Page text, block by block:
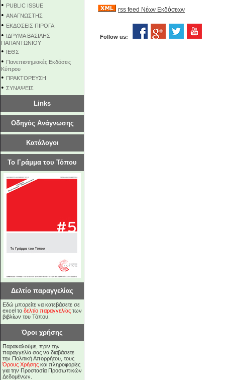
• PUBLIC ISSUE
• ΑΝΑΓΝΩΣΤΗΣ
• ΕΚΔΟΣΕΙΣ ΠΙΡΟΓΑ
• ΙΔΡΥΜΑ ΒΑΣΙΛΗΣ
ΠΑΠΑΝΤΩΝΙΟΥ
• ΙΕΘΣ
• Πανεπιστημιακές Εκδόσεις
Κύπρου
• ΠΡΑΚΤΟΡΕΥΣΗ
• ΣΥΝΑΨΕΙΣ
Links
Οδηγός Ανάγνωσης
Κατάλογοι
Το Γράμμα του Τόπου
Δελτίο παραγγελίας
Εδώ μπορείτε να κατεβάσετε σε
excel το δελτίο παραγγελίας των
βιβλίων του Τόπου.
Όροι χρήσης
Παρακαλούμε, πριν την
παραγγελία σας να διαβάσετε
την Πολιτική Απορρήτου, τους
Όρους Χρήσης και πληροφορίες
για την Προστασία Προσωπικών
Δεδομένων.
rss feed Νέων Εκδόσεων
Follow us: